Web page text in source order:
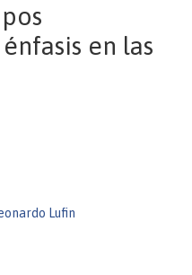
en las
Lufin